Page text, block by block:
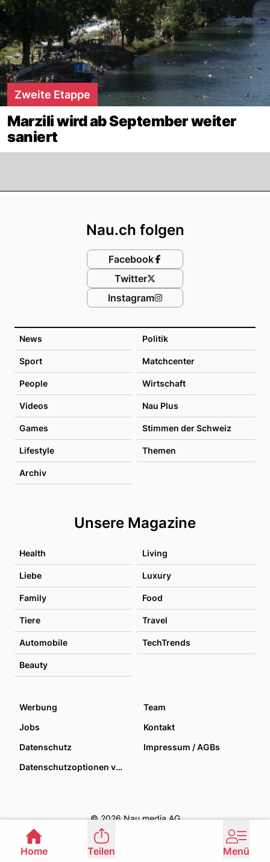
Zweite Etappe
Marzili wird ab September weiter
saniert
News Politik
Sport Matchcenter
People Wirtschaft
Videos Nau Plus
Games Stimmen der Schweiz
Lifestyle Themen
Archiv
Unsere Magazine
Health Living
Liebe Luxury
Family Food
Tiere Travel
Automobile TechTrends
Beauty
Nau.ch folgen
Facebook
Twitter
Instagram
Werbung
Team
Jobs
Kontakt
Datenschutz
Impressum / AGBs
Datenschutzoptionen verwalten
© 2026 Nau media AG
Home Teilen Menü